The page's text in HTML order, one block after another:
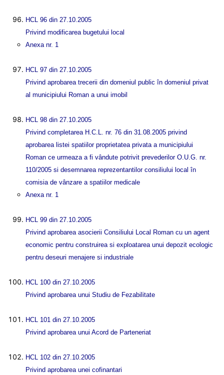
HCL 96 din 27.10.2005
Privind modificarea bugetului local
Anexa nr. 1
HCL 97 din 27.10.2005
Privind aprobarea trecerii din domeniul public în domeniul privat
al municipiului Roman a unui imobil
HCL 98 din 27.10.2005
Privind completarea H.C.L. nr. 76 din 31.08.2005 privind
aprobarea listei spatiilor proprietatea privata a municipiului
Roman ce urmeaza a fi vândute potrivit prevederilor O.U.G. nr.
110/2005 si desemnarea reprezentantilor consiliului local în
comisia de vânzare a spatiilor medicale
Anexa nr. 1
HCL 99 din 27.10.2005
Privind aprobarea asocierii Consiliului Local Roman cu un agent
economic pentru construirea si exploatarea unui depozit ecologic
pentru deseuri menajere si industriale
HCL 100 din 27.10.2005
Privind aprobarea unui Studiu de Fezabilitate
HCL 101 din 27.10.2005
Privind aprobarea unui Acord de Parteneriat
HCL 102 din 27.10.2005
Privind aprobarea unei cofinantari